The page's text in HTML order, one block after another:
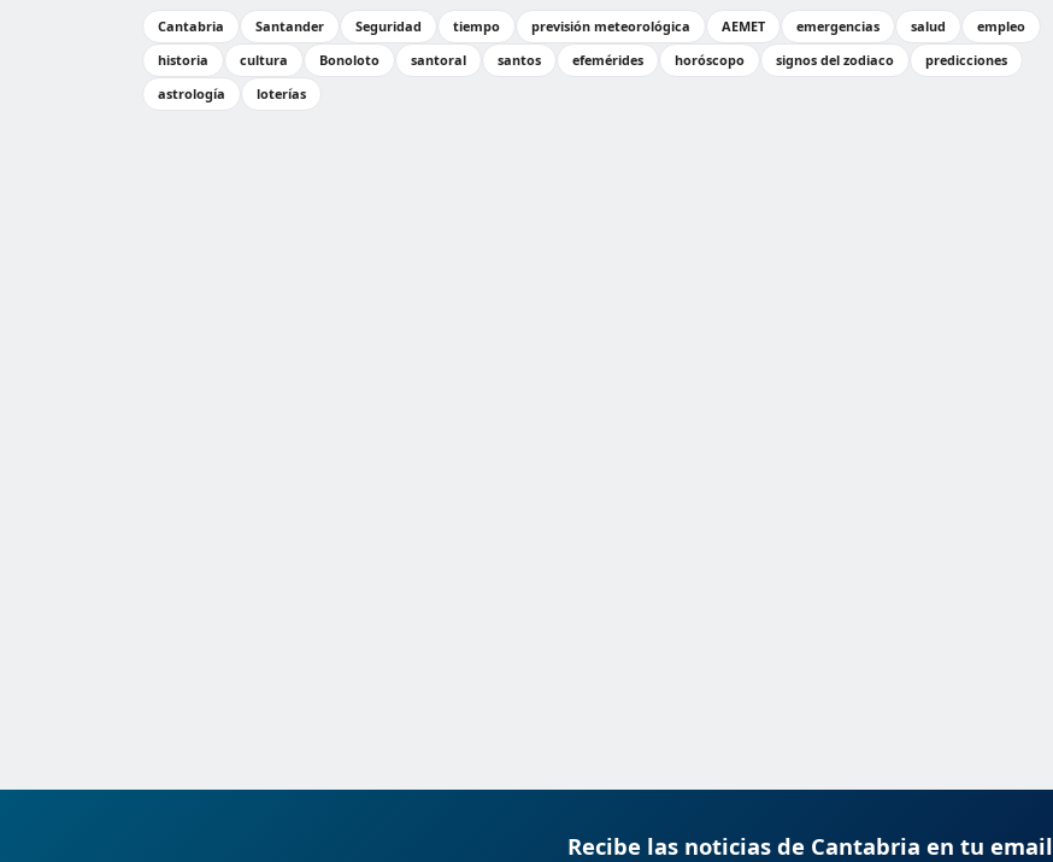
Cantabria Santander Seguridad tiempo previsión meteorológica AEMET emergencias salud
empleo
historia
cultura Bonoloto santoral santos efemérides horóscopo signos del zodiaco
predicciones
astrología
loterías
Recibe las noticias de Cantabria en tu email